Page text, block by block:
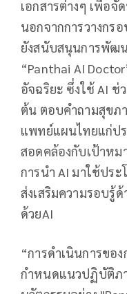
เอกสารต่างๆ เพื่อ
นอกจากการวางกร
ยังสนับสนุนการพัฒ
“Panthai AI
อัจฉริยะ ซึ่งใช้ AI ช่
ต้น ตอบคำถามสุขภ
แพทย์แผนไทยแก่ป
สอดคล้องกับเป้าหม
การนำ AI มาใช้ปร
ส่งเสริมความรอบรู้
ด้วยAI
“การดำเนินการขอ
กำหนดแนวปฏิบัติภ